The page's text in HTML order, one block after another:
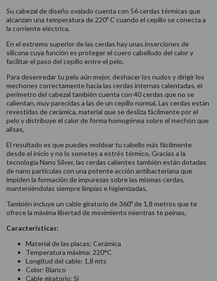
Su cabezal de diseño ovalado cuenta con 56 cerdas térmicas que
alcanzan una temperatura de 220º C cuando el cepillo se conecta a
la corriente eléctrica,
En el extremo superior de las cerdas hay unas inserciones de
silicona cuya función es proteger el cuero cabelludo del calor y
facilitar el paso del cepillo entre el pelo,
Para desenredar tu pelo aún mejor, deshacer los nudos y dirigir los
mechones correctamente hacia las cerdas internas calentadas, el
perímetro del cabezal también cuenta con 40 cerdas que no se
calientan, muy parecidas a las de un cepillo normal, Las cerdas están
revestidas de cerámica, material que se desliza fácilmente por el
pelo y distribuye el calor de forma homogénea sobre el mechón que
alisas,
El resultado es que puedes moldear tu cabello más fácilmente
desde el inicio y no lo sometes a estrés térmico, Gracias a la
tecnología Nano Silver, las cerdas calientes también están dotadas
de nano partículas con una potente acción antibacteriana que
impiden la formación de impurezas sobre las mismas cerdas,
manteniéndolas siempre limpias e higienizadas,
También incluye un cable giratorio de 360º de 1,8 metros que te
ofrece la máxima libertad de movimiento mientras te peinas,
Características:
Material de las placas: Cerámica
Temperatura máxima: 220°C
Longitud del cable: 1,8 mts
Color: Blanco
Cable giratorio: Sí